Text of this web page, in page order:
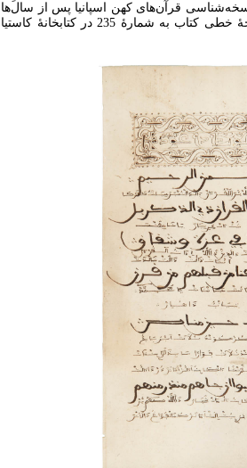
قرآن‌های کهن اسپانیا پس از سال‌ها
تحقیق، در شهر خیخن اسپانیا منتشر ساخته است. نسخۀ خطی کتاب به شمارۀ 235 در کتابخانۀ کاستیا